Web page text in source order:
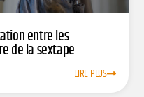
entre les
de la sextape
LIRE PLUS